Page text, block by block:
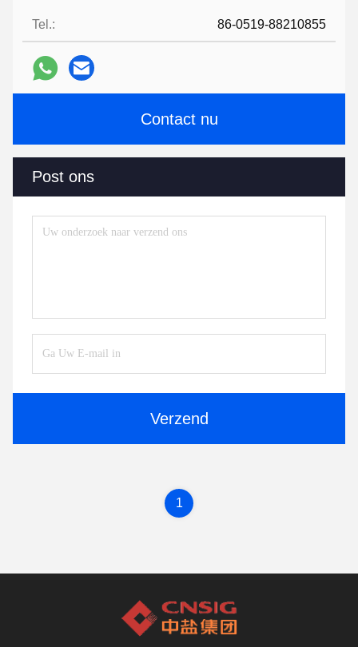
Tel.: 86-0519-88210855
Contact nu
Post ons
Verzend
1